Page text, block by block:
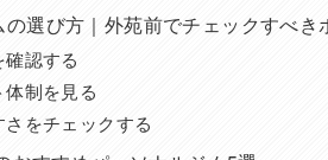
選び方｜外苑前でチェックすべき
認する
制を見る
をチェックする